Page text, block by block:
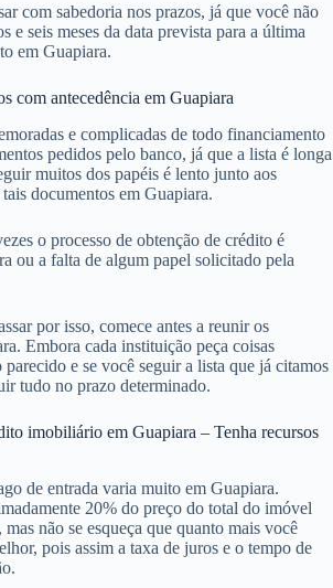
com sabedoria nos prazos, já que você não
e seis meses da data prevista para a última
em Guapiara.
com antecedência em Guapiara
e complicadas de todo financiamento
pedidos pelo banco, já que a lista é longa
muitos dos papéis é lento junto aos
documentos em Guapiara.
o processo de obtenção de crédito é
ou a falta de algum papel solicitado pela
por isso, comece antes a reunir os
Embora cada instituição peça coisas
e se você seguir a lista que já citamos
tudo no prazo determinado.
imobiliário em Guapiara – Tenha recursos
de entrada varia muito em Guapiara.
20% do preço do total do imóvel
não se esqueça que quanto mais você
pois assim a taxa de juros e o tempo de